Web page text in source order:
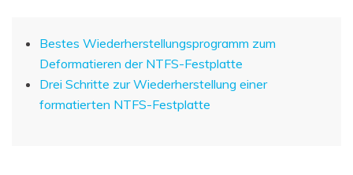
Bestes Wiederherstellungsprogramm zum
Deformatieren der NTFS-Festplatte
Drei Schritte zur Wiederherstellung einer
formatierten NTFS-Festplatte